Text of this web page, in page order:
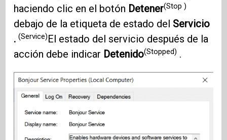
haciendo clic en el botón Detener(Stop )
debajo de la etiqueta de estado del Servicio
.(Service)El estado del servicio después de la
acción debe indicar Detenido(Stopped) .